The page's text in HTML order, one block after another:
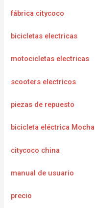
fábrica citycoco
bicicletas electricas
motocicletas electricas
scooters electricos
piezas de repuesto
bicicleta eléctrica Mocha
citycoco china
manual de usuario
precio